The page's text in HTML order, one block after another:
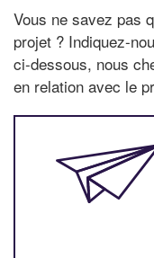
Vous ne savez pas
projet ? Indiquez-
ci-dessous, nous
en relation avec le